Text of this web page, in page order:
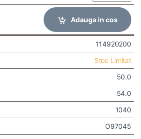
Adauga in cos
114920200
Stoc Limitat
50.0
54.0
1040
O97045